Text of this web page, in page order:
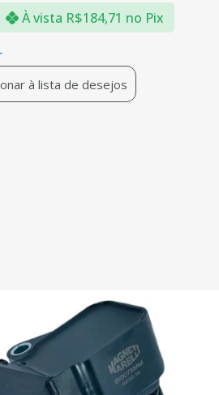
À vista R$184,71 no Pix
à lista de desejos